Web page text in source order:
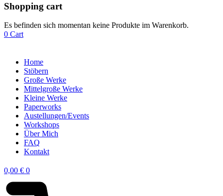
Shopping cart
Es befinden sich momentan keine Produkte im Warenkorb.
0 Cart
Home
Stöbern
Große Werke
Mittelgroße Werke
Kleine Werke
Paperworks
Austellungen/Events
Workshops
Über Mich
FAQ
Kontakt
0,00 € 0